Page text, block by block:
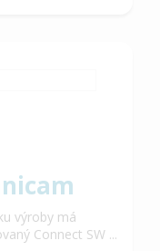
výroby má
Connect SW ...